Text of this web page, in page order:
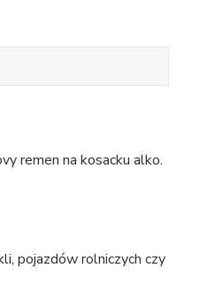
remen na kosacku alko.
pojazdów rolniczych czy